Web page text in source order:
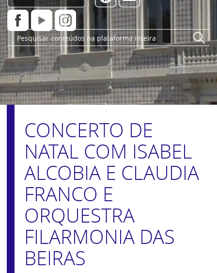
CONCERTO DE
NATAL COM ISABEL
ALCOBIA E CLAUDIA
FRANCO E
ORQUESTRA
FILARMONIA DAS
BEIRAS